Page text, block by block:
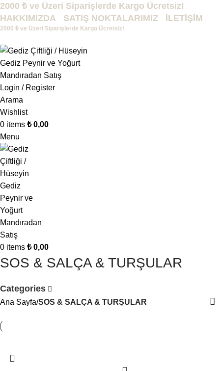
2000 ₺ ve Üzeri Siparişlerde Kargo Ücretsiz!
HAKKIMIZDA
SATIŞ NOKTALARIMIZ İLETİŞİM
2000 ₺ ve Üzeri Siparişlerde Kargo Ücretsiz!
Login / Register
Arama
Wishlist
0 items ₺0,00
Menu
0 items ₺0,00
SOS & SALÇA & TURŞULAR
Categories
Ana Sayfa SOS & SALÇA & TURŞULAR